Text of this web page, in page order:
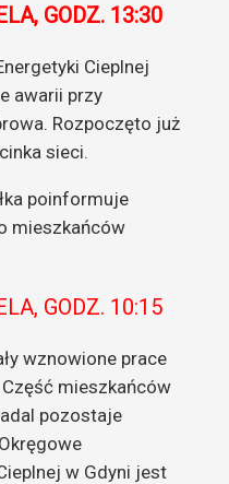
GODZ. 13:30
Cieplnej
awarii przy
Rozpoczęto już
sieci.
poinformuje
mieszkańców
GODZ. 10:15
wznowione prace
mieszkańców
pozostaje
w Gdyni jest